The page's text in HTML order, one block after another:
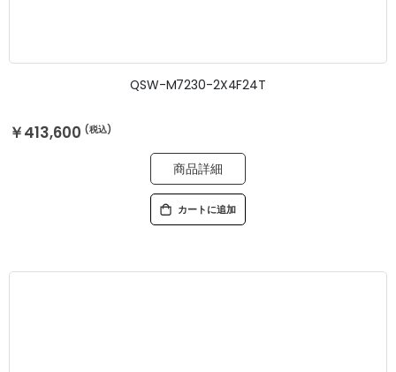
QSW-M7230-2X4F24T
￥413,600
商品詳細
カートに追加